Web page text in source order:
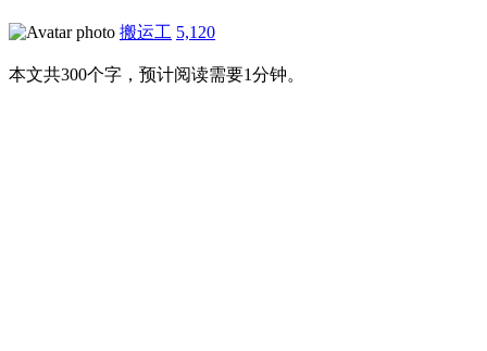
搬运工 5,120
本文共300个字，预计阅读需要1分钟。